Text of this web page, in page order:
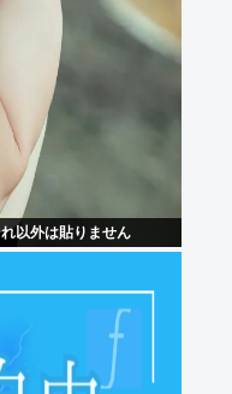
以外は貼りません